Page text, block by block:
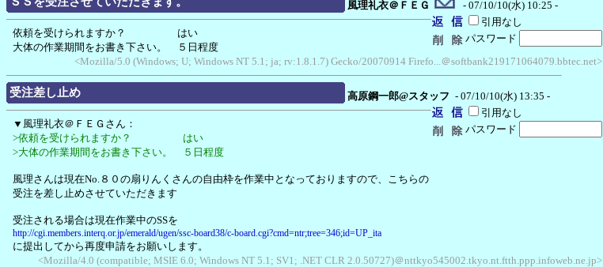
風理礼衣＠ＦＥＧ
- 07/10/10(水) 10:25 -
引用なし
パスワード
依頼を受けられますか？ はい
大体の作業期間をお書き下さい。 ５日程度
<Mozilla/5.0 (Windows; U; Windows NT 5.1; ja; rv:1.8.1.7) Gecko/20070914 Firefo...＠softbank219171064079.bbtec.net>
受注差し止め 高原鋼一郎@スタッフ - 07/10/10(水) 13:35 -
引用なし
パスワード
▼風理礼衣＠ＦＥＧさん：
>依頼を受けられますか？ はい
>大体の作業期間をお書き下さい。 ５日程度
風理さんは現在No.８０の扇りんくさんの自由枠を作業中となっておりますので、こちらの
受注を差し止めさせていただきます
受注される場合は現在作業中のSSを
http://cgi.members.interq.or.jp/emerald/ugen/ssc-board38/c-board.cgi?cmd=ntr;tree=346;id=UP_ita
に提出してから再度申請をお願いします。
<Mozilla/4.0 (compatible; MSIE 6.0; Windows NT 5.1; SV1; .NET CLR 2.0.50727)＠nttkyo545002.tkyo.nt.ftth.ppp.infoweb.ne.jp>